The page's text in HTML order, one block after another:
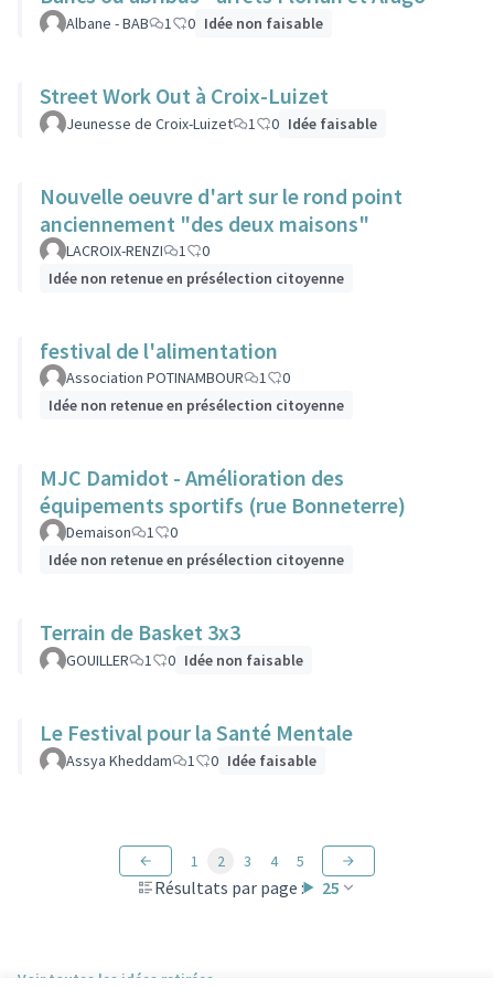
Albane - BAB 1 0 Idée non faisable
Street Work Out à Croix-Luizet
Jeunesse de Croix-Luizet 1 0 Idée faisable
Nouvelle oeuvre d'art sur le rond point
anciennement "des deux maisons"
LACROIX-RENZI 1
0
Idée non retenue en présélection citoyenne
festival de l'alimentation
Association POTINAMBOUR 1
0
Idée non retenue en présélection citoyenne
MJC Damidot - Amélioration des
équipements sportifs (rue Bonneterre)
Demaison 1
0
Idée non retenue en présélection citoyenne
Terrain de Basket 3x3
GOUILLER 1 0 Idée non faisable
Le Festival pour la Santé Mentale
Assya Kheddam 1 0 Idée faisable
Résultats par page : 25
1 2 3 4 5
Voir toutes les idées retirées